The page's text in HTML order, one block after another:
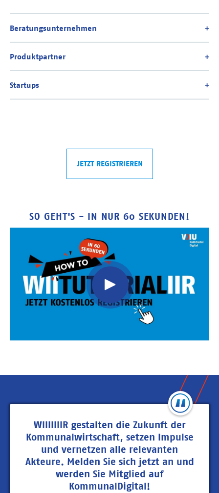
JETZT REGISTRIEREN
SO GEHT'S - IN NUR 60 SEKUNDEN!
WIIIIIIIR gestalten die Zukunft der
Kommunalwirtschaft, setzen Impulse
und vernetzen alle relevanten
Akteure. Melden Sie sich jetzt an und
werden Sie Mitglied auf
KommunalDigital!